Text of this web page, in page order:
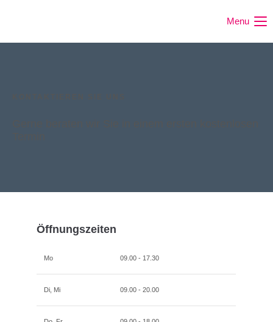
Menu
Öffnungszeiten
Mo 09.00 - 17.30
Di, Mi 09.00 - 20.00